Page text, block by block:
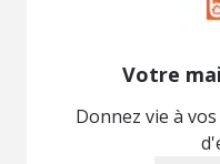
Votre
Donnez vie à